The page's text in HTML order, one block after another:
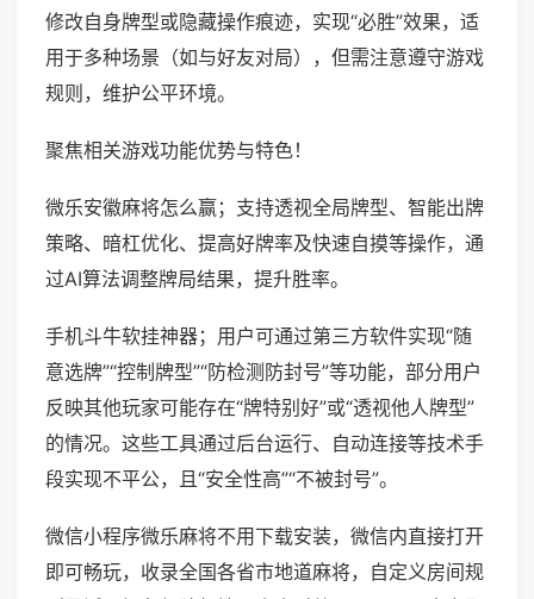
修改自身牌型或隐藏操作痕迹，实现“必胜”效果，适
用于多种场景（如与好友对局），但需注意遵守游戏
规则，维护公平环境。
聚焦相关游戏功能优势与特色！
微乐安徽麻将怎么赢；支持透视全局牌型、智能出牌
策略、暗杠优化、提高好牌率及快速自摸等操作，通
过AI算法调整牌局结果，提升胜率。
手机斗牛软挂神器；用户可通过第三方软件实现“随
意选牌”“控制牌型”“防检测防封号”等功能，部分用户
反映其他玩家可能存在“牌特别好”或“透视他人牌型”
的情况。这些工具通过后台运行、自动连接等技术手
段实现不平公，且“安全性高”“不被封号”。
微信小程序微乐麻将不用下载安装，微信内直接打开
即可畅玩，收录全国各省市地道麻将，自定义房间规